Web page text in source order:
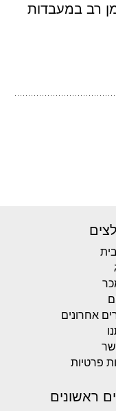
רב במעבדות
אחרונים
פרטיות
ראשונים